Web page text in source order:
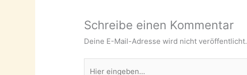
Schreibe einen Kommentar
Deine E-Mail-Adresse wird nicht veröffentlicht.